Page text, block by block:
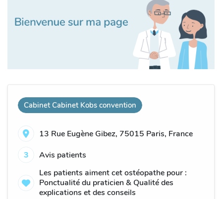
Cabinet Cabinet Kobs convention
13 Rue Eugène Gibez, 75015 Paris, France
3
Avis patients
Les patients aiment cet ostéopathe pour :
Ponctualité du praticien & Qualité des
explications et des conseils